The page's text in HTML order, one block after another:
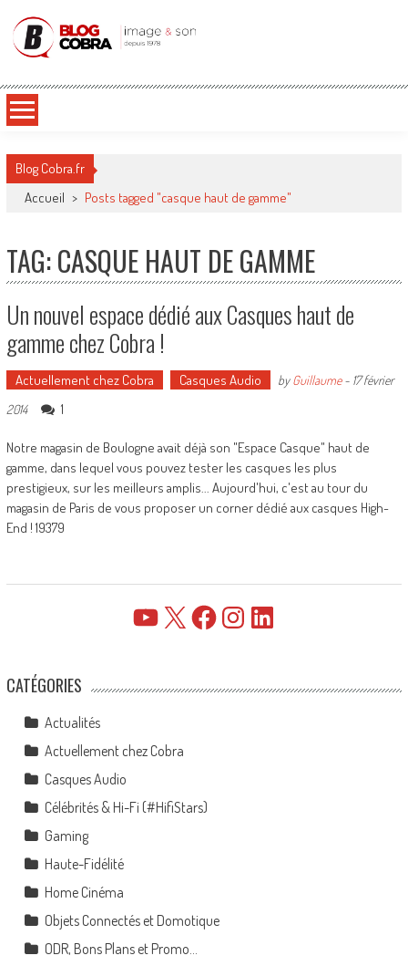
Blog Cobra
Blog Cobra.fr
Accueil > Posts tagged "casque haut de gamme"
TAG: CASQUE HAUT DE GAMME
Un nouvel espace dédié aux Casques haut de
gamme chez Cobra !
Actuellement chez Cobra Casques Audio byGuillaume- 17 février
2014
1
Notre magasin de Boulogne avait déjà son "Espace Casque" haut de
gamme, dans lequel vous pouvez tester les casques les plus
prestigieux, sur les meilleurs amplis... Aujourd'hui, c'est au tour du
magasin de Paris de vous proposer un corner dédié aux casques High-
End ! 19379
YouTube FacebookInstagramLinkedIn
CATÉGORIES
Actualités
Actuellement chez Cobra
Casques Audio
Célébrités & Hi-Fi (#HifiStars)
Gaming
Haute-Fidélité
Home Cinéma
Objets Connectés et Domotique
ODR, Bons Plans et Promo…